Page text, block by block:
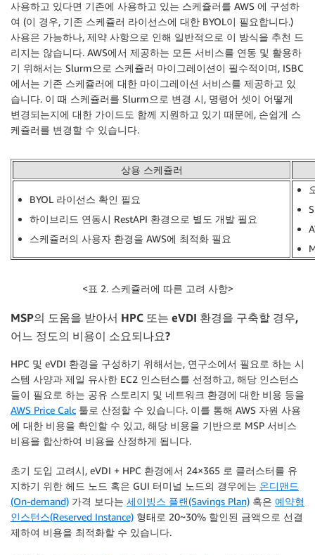
사용하고 있다면 기존에 사용하고 있는 스케쥴러를 AWS 에 구성하
여 (이 경우, 기존 스케쥴러 라이선스에 대한 BYOL이 필요합니다.)
사용은 가능하나, 제약 사항으로 인해 일반적으로 이 방식을 추천 드
리지는 않습니다. AWS에서 제공하는 모든 서비스를 연동 및 활용하
기 위해서는 Slurm으로 스케쥴러 마이그레이션이 필수적이며, ISBC
에서는 기존 스케쥴러에 대한 마이그레이션 서비스를 제공하고 있
습니다. 이 때 스케쥴러를 Slurm으로 변경 시, 명령어 셋이 어떻게
변경되는지에 대한 가이드도 함께 지원하고 있기 때문에, 손쉽게 스
케쥴러를 변경할 수 있습니다.
상용 스케쥴러
BYOL 라이선스 확인 필요
하이브리드 연동시 RestAPI 환경으로 별도 개발 필요
스케쥴러의 사용자 환경을 AWS에 최적화 필요
<표 2. 스케쥴러에 따른 고려 사항>
MSP의 도움을 받아서 HPC 또는 eVDI 환경을 구축할 경우,
어느 정도의 비용이 소요되나요?
HPC 및 eVDI 환경을 구성하기 위해서는, 연구소에서 필요로 하는 시
스템 사양과 제일 유사한 EC2 인스턴스를 선정하고, 해당 인스턴스
들이 필요로 하는 공유 스토리지 및 네트워크 환경에 대한 비용 등을
AWS Price Calc 툴로 산정할 수 있습니다. 이를 통해 AWS 자원 사용
에 대한 비용을 확인할 수 있고, 해당 비용을 기반으로 MSP 서비스
비용을 합산하여 비용을 산정하게 됩니다.
초기 도입 고려시, eVDI + HPC 환경에서 24×365 로 클러스터를 유
지하기 위한 헤드 노드 혹은 GUI 터미널 노드의 경우에는 온디맨드
(On-demand) 가격 보다는 세이빙스 플랜(Savings Plan) 혹은 예약형
인스턴스(Reserved Instance) 형태로 20~30% 할인된 금액으로 선결
제하여 비용을 최적화할 수 있습니다.